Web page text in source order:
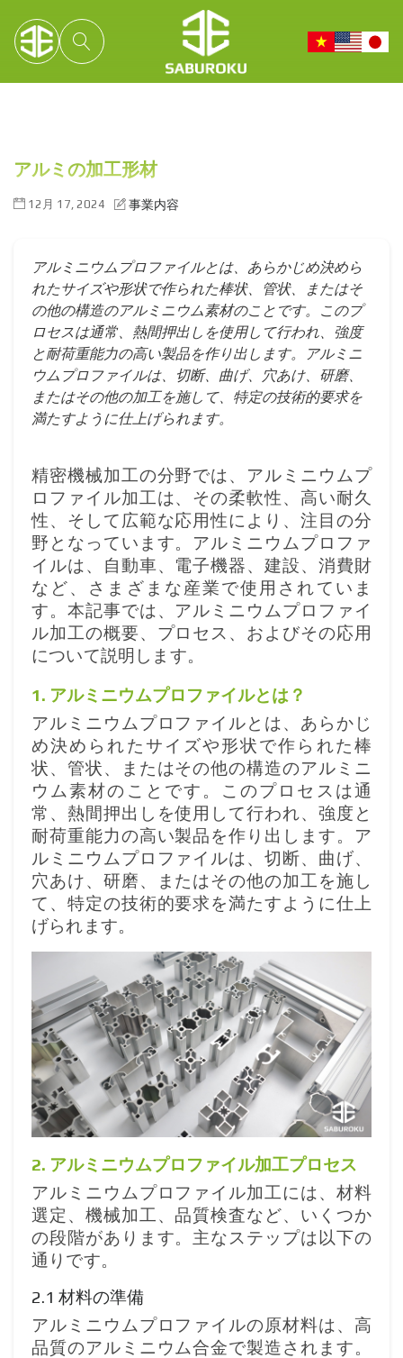
アルミの加工形材
12月 17, 2024 事業内容
アルミニウムプロファイルとは、あらかじめ決めら
れたサイズや形状で作られた棒状、管状、またはそ
の他の構造のアルミニウム素材のことです。このプ
ロセスは通常、熱間押出しを使用して行われ、強度
と耐荷重能力の高い製品を作り出します。アルミニ
ウムプロファイルは、切断、曲げ、穴あけ、研磨、
またはその他の加工を施して、特定の技術的要求を
満たすように仕上げられます。
精密機械加工の分野では、アルミニウムプ
ロファイル加工は、その柔軟性、高い耐久
性、そして広範な応用性により、注目の分
野となっています。アルミニウムプロファ
イルは、自動車、電子機器、建設、消費財
など、さまざまな産業で使用されていま
す。本記事では、アルミニウムプロファイ
ル加工の概要、プロセス、およびその応用
について説明します。
1. アルミニウムプロファイルとは？
アルミニウムプロファイルとは、あらかじ
め決められたサイズや形状で作られた棒
状、管状、またはその他の構造のアルミニ
ウム素材のことです。このプロセスは通
常、熱間押出しを使用して行われ、強度と
耐荷重能力の高い製品を作り出します。ア
ルミニウムプロファイルは、切断、曲げ、
穴あけ、研磨、またはその他の加工を施し
て、特定の技術的要求を満たすように仕上
げられます。
2. アルミニウムプロファイル加工プロセス
アルミニウムプロファイル加工には、材料
選定、機械加工、品質検査など、いくつか
の段階があります。主なステップは以下の
通りです。
2.1 材料の準備
アルミニウムプロファイルの原材料は、高
品質のアルミニウム合金で製造されます。